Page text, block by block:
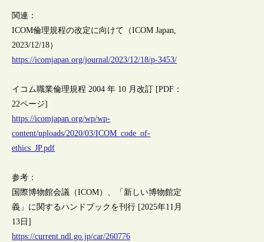
関連：
ICOM倫理規程の改定に向けて（ICOM Japan,
2023/12/18）
https://icomjapan.org/journal/2023/12/18/p-3453/
イコム職業倫理規程 2004 年 10 月改訂 [PDF：
22ページ]
https://icomjapan.org/wp/wp-
content/uploads/2020/03/ICOM_code_of-
ethics_JP.pdf
参考：
国際博物館会議（ICOM）、「新しい博物館定
義」に関するハンドブックを刊行 [2025年11月
13日]
https://current.ndl.go.jp/car/260776